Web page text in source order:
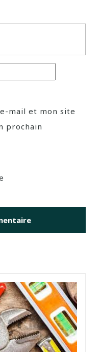
mail et mon site
prochain